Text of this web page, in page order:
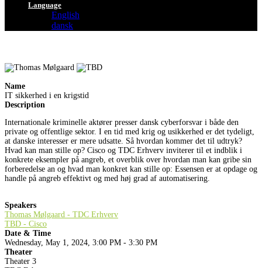
Language
English
dansk
Name
IT sikkerhed i en krigstid
Description
Internationale kriminelle aktører presser dansk cyberforsvar i både den
private og offentlige sektor. I en tid med krig og usikkerhed er det tydeligt,
at danske interesser er mere udsatte. Så hvordan kommer det til udtryk?
Hvad kan man stille op? Cisco og TDC Erhverv inviterer til et indblik i
konkrete eksempler på angreb, et overblik over hvordan man kan gribe sin
forberedelse an og hvad man konkret kan stille op: Essensen er at opdage og
handle på angreb effektivt og med høj grad af automatisering.
Speakers
Thomas Mølgaard - TDC Erhverv
TBD - Cisco
Date & Time
Wednesday, May 1, 2024, 3:00 PM - 3:30 PM
Theater
Theater 3